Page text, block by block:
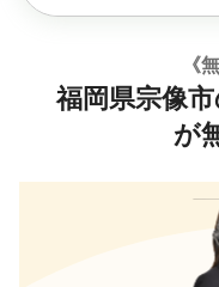
《
福岡県宗像
が